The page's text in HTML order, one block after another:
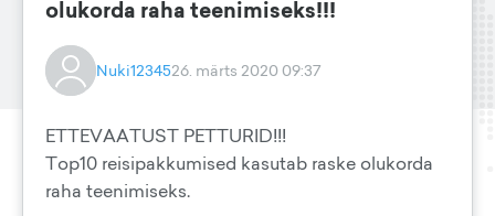
olukorda raha teenimiseks!!!
Nuki1234526. märts 2020 09:37
ETTEVAATUST​ PETTURID!!!
Top10 reisipakkumised kasutab raske olukorda
raha teenimiseks.